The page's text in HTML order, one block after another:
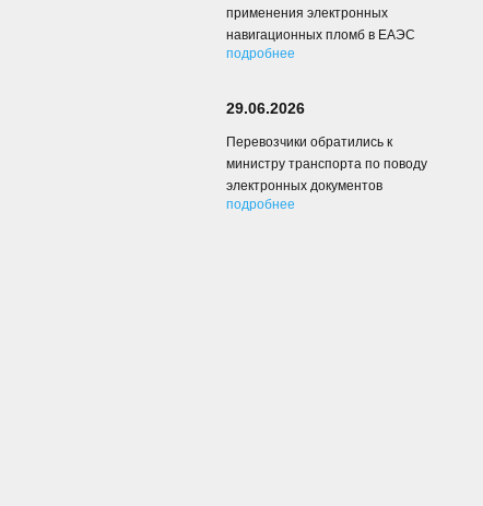
применения электронных
навигационных пломб в ЕАЭС
подробнее
29.06.2026
Перевозчики обратились к
министру транспорта по поводу
электронных документов
подробнее